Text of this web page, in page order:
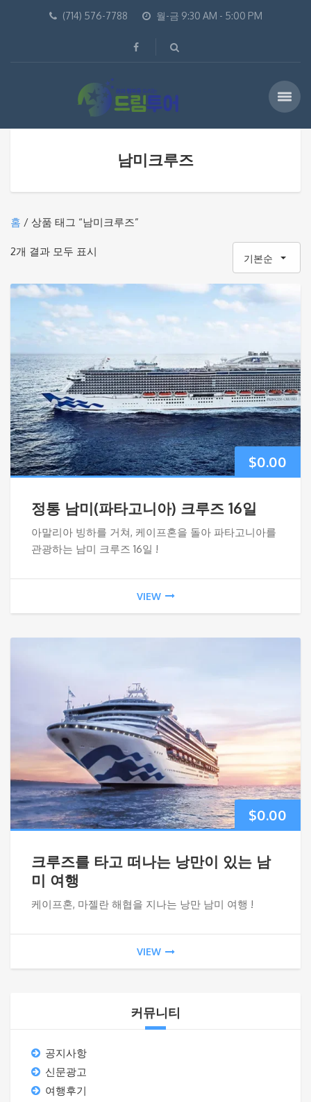
(714) 576-7788 월-금 9:30 AM - 5:00 PM
남미크루즈
홈 / 상품 태그 “남미크루즈”
2개 결과 모두 표시
기본순
$0.00
정통 남미(파타고니아) 크루즈 16일
아말리아 빙하를 거쳐, 케이프혼을 돌아 파타고니아를
관광하는 남미 크루즈 16일 !
VIEW
$0.00
크루즈를 타고 떠나는 낭만이 있는 남
미 여행
케이프혼, 마젤란 해협을 지나는 낭만 남미 여행 !
VIEW
커뮤니티
공지사항
신문광고
여행후기